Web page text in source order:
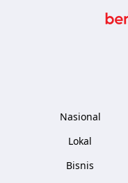
Nasional
Lokal
Bisnis